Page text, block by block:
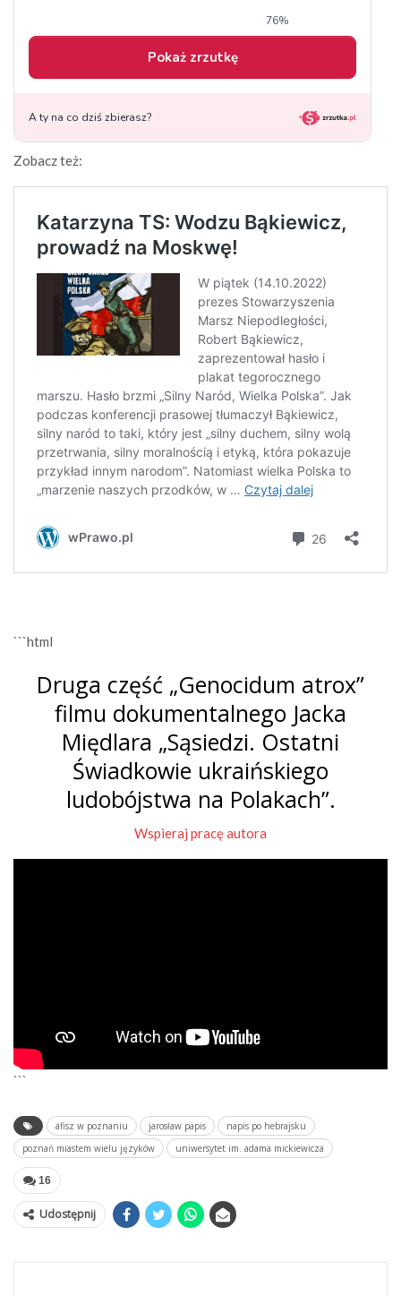
Zobacz też:
```html
Druga część „Genocidum atrox”
filmu dokumentalnego Jacka
Międlara „Sąsiedzi. Ostatni
Świadkowie ukraińskiego
ludobójstwa na Polakach”.
Wspieraj pracę autora
```
afisz w poznaniu jarosław papis
napis po hebrajsku
poznań miastem wielu języków
uniwersytet im. adama mickiewicza
16
Udostępnij